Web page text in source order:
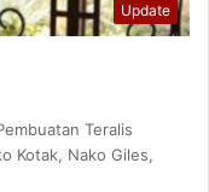
Update
Teralis
Kotak, Nako Giles,